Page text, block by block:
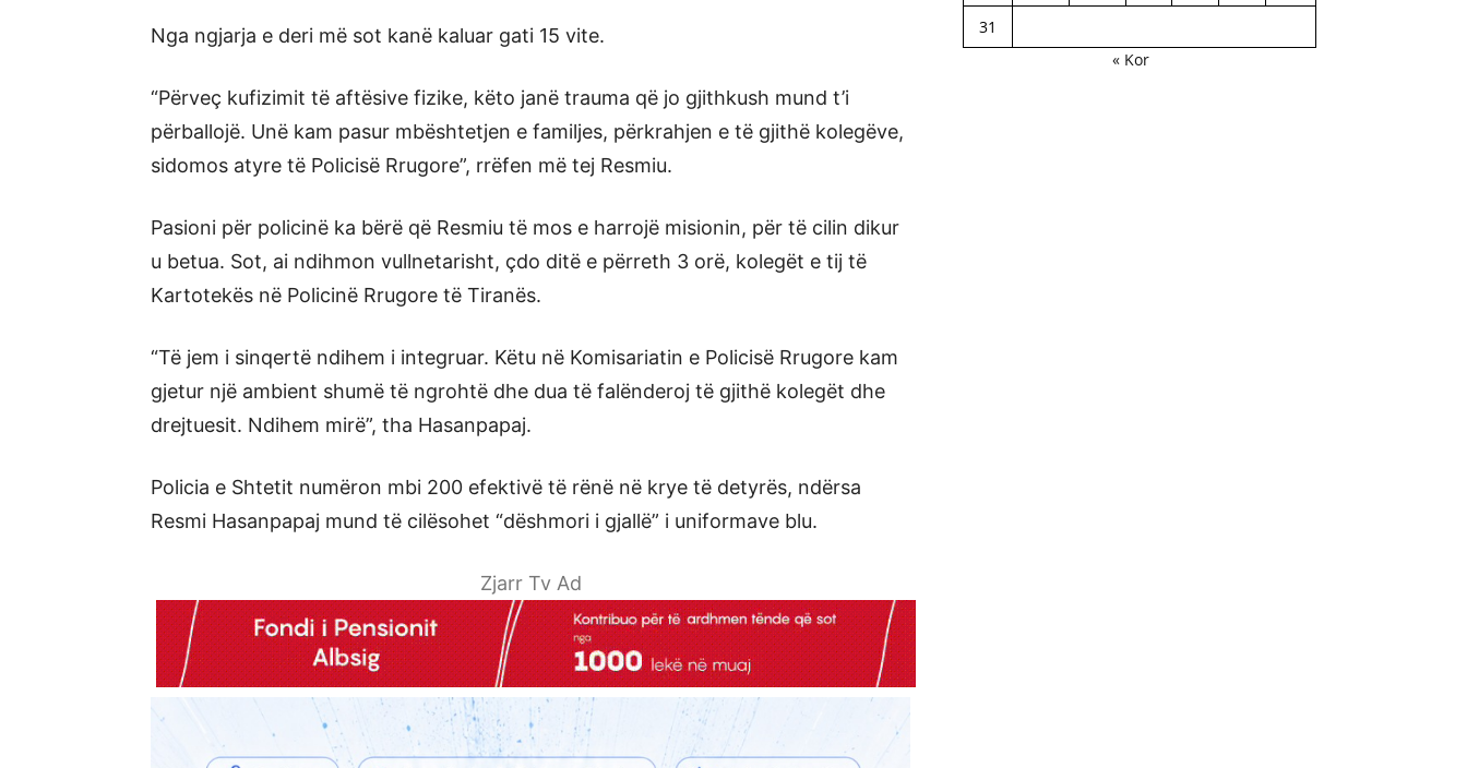
Nga ngjarja e deri më sot kanë kaluar gati 15 vite.
“Përveç kufizimit të aftësive fizike, këto janë trauma që jo gjithkush mund t’i
përballojë. Unë kam pasur mbështetjen e familjes, përkrahjen e të gjithë kolegëve,
sidomos atyre të Policisë Rrugore”, rrëfen më tej Resmiu.
Pasioni për policinë ka bërë që Resmiu të mos e harrojë misionin, për të cilin dikur
u betua. Sot, ai ndihmon vullnetarisht, çdo ditë e përreth 3 orë, kolegët e tij të
Kartotekës në Policinë Rrugore të Tiranës.
“Të jem i sinqertë ndihem i integruar. Këtu në Komisariatin e Policisë Rrugore kam
gjetur një ambient shumë të ngrohtë dhe dua të falënderoj të gjithë kolegët dhe
drejtuesit. Ndihem mirë”, tha Hasanpapaj.
Policia e Shtetit numëron mbi 200 efektivë të rënë në krye të detyrës, ndërsa
Resmi Hasanpapaj mund të cilësohet “dëshmori i gjallë” i uniformave blu.
Zjarr Tv Ad
31
« Kor